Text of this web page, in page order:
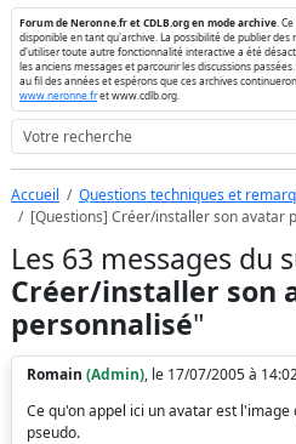
Forum de Neronne.fr et CDLB.org en mode archive .
disponible en tant qu'archive. La possibilité de publier des
d'utiliser toute autre fonctionnalité interactive a été
les anciens messages et parcourir les discussions
au fil des années et espérons que ces archives
www.neronne.fret www.cdlb.org.
Accueil
Questions techniques et
[Questions] Créer/installer son avatar
Les 63 messages du
Créer/installer son
personnalisé"
Romain (Admin), le 17/07/2005 à
Ce qu'on appel ici un avatar est
pseudo.